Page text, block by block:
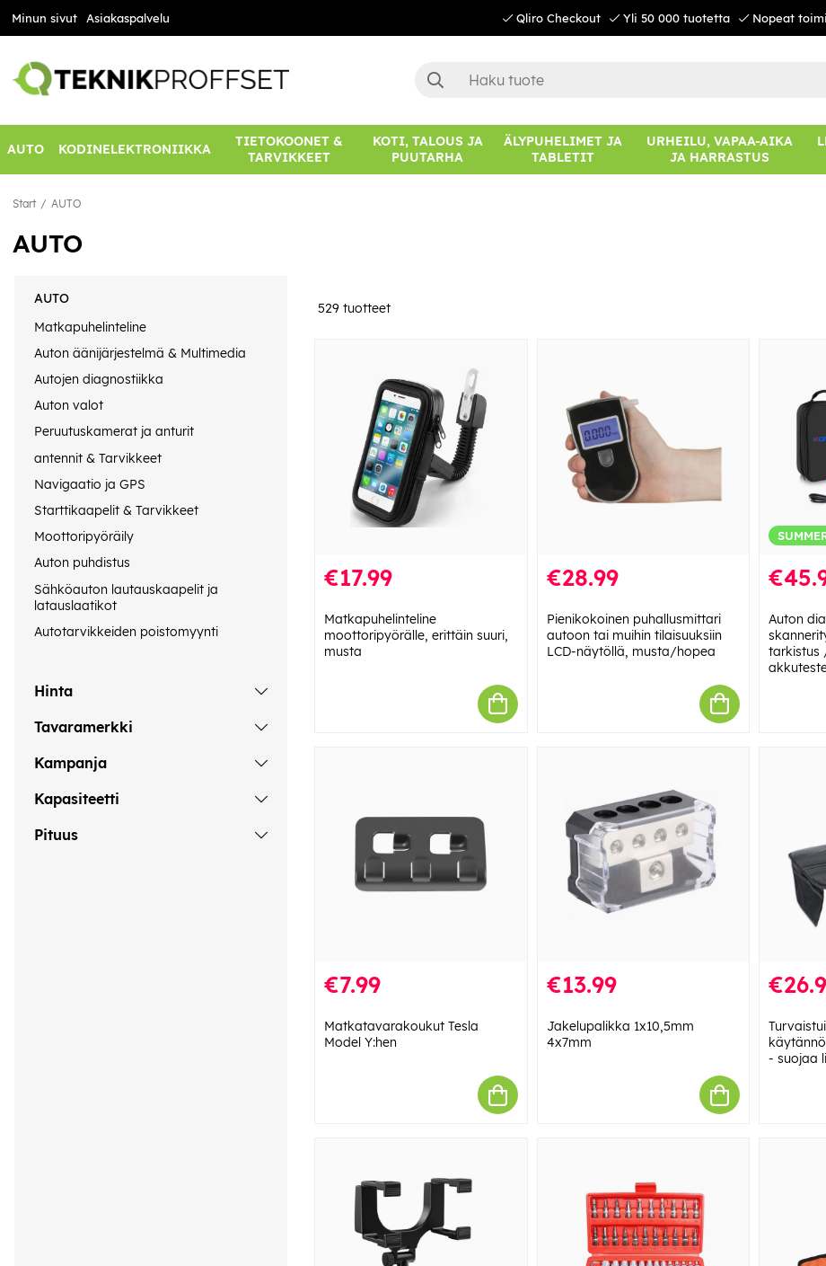
Minun sivut Asiakaspalvelu Qliro Checkout Yli 50 000 tuotetta Nopeat
AUTO KODINELEKTRONIIKKA
TIETOKOONET &
TARVIKKEET
KOTI, TALOUS JA
PUUTARHA
ÄLYPUHELIMET JA
TABLETIT
URHEILU, VAPAA-AIKA
JA HARRASTUS
Start AUTO
AUTO
AUTO
Matkapuhelinteline
Auton äänijärjestelmä & Multimedia
Autojen diagnostiikka
Auton valot
Peruutuskamerat ja anturit
antennit & Tarvikkeet
Navigaatio ja GPS
Starttikaapelit & Tarvikkeet
Moottoripyöräily
Auton puhdistus
Sähköauton lautauskaapelit ja
latauslaatikot
Autotarvikkeiden poistomyynti
Hinta
Tavaramerkki
Kampanja
Kapasiteetti
Pituus
529 tuotteet
€17.99
Matkapuhelinteline
moottoripyörälle, erittäin suuri,
musta
€28.99
Pienikokoinen puhallusmittari
autoon tai muihin tilaisuuksiin
LCD-näytöllä, musta/hopea
Auton
tarkistus
€7.99
Matkatavarakoukut Tesla
Model Y:hen
€13.99
Jakelupalikka 1x10,5mm
4x7mm
- suojaa